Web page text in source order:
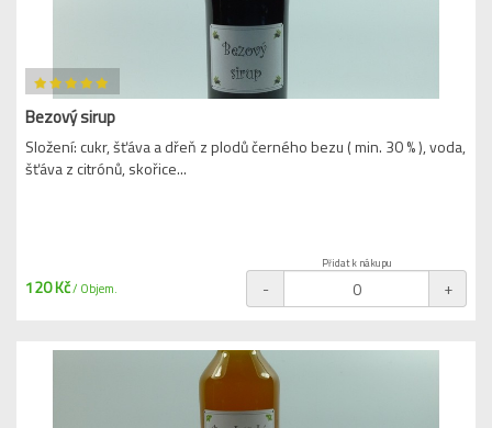
Bezový sirup
Složení: cukr, šťáva a dřeň z plodů černého bezu ( min. 30 % ), voda,
šťáva z citrónů, skořice...
120 Kč/ Objem.
Přidat k nákupu
- +